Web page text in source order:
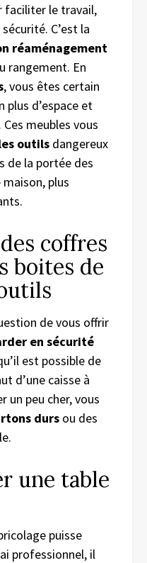
faciliter le travail,
C’est la
réaménagement
rangement. En
, vous êtes certain
plus d’espace et
meubles vous
outils dangereux
de la portée des
plus
coffres
boites de
de vous offrir
en sécurité
est possible de
d’une caisse à
un peu cher, vous
durs ou des
une table
puisse
professionnel, il